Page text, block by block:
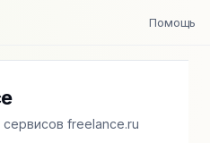
Помощь
freelance.ru